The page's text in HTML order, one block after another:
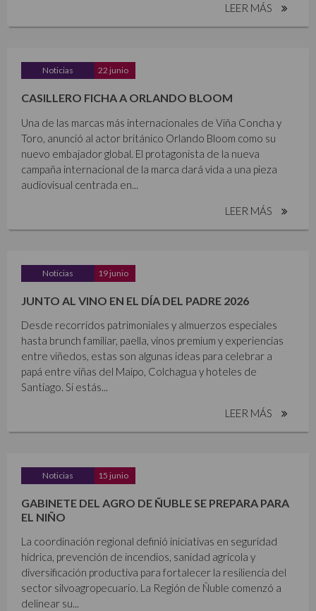
LEER MÁS
Noticias 22 junio
CASILLERO FICHA A ORLANDO BLOOM
Una de las marcas más internacionales de Viña Concha y
Toro, anunció al actor británico Orlando Bloom como su
nuevo embajador global. El protagonista de la nueva
campaña internacional de la marca dará vida a una pieza
audiovisual centrada en...
LEER MÁS
Noticias 19 junio
JUNTO AL VINO EN EL DÍA DEL PADRE 2026
Desde recorridos patrimoniales y almuerzos especiales
hasta brunch familiar, paella, vinos premium y experiencias
entre viñedos, estas son algunas ideas para celebrar a
papá entre viñas del Maipo, Colchagua y hoteles de
Santiago. Si estás...
LEER MÁS
Noticias 15 junio
GABINETE DEL AGRO DE ÑUBLE SE PREPARA PARA
EL NIÑO
La coordinación regional definió iniciativas en seguridad
hídrica, prevención de incendios, sanidad agrícola y
diversificación productiva para fortalecer la resiliencia del
sector silvoagropecuario. La Región de Ñuble comenzó a
delinear su...